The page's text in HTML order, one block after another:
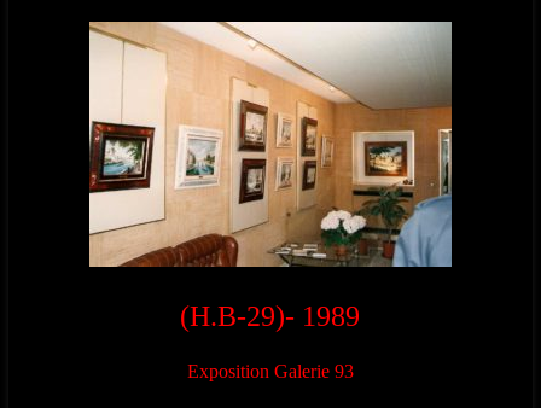
(H.B-29)- 1989
Exposition Galerie 93